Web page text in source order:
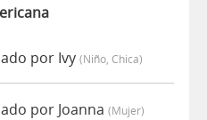
por Ivy (niño, Chica)
por Joanna (mujer)